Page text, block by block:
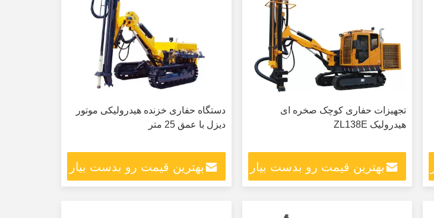
تجهیزات حفاری کوچک صخره ای
هیدرولیک ZL138E
بهترین قیمت رو بدست بیار
دستگاه حفاری خزنده هیدرولیکی موتور
دیزل با عمق 25 متر
بهترین قیمت رو بدست بیار